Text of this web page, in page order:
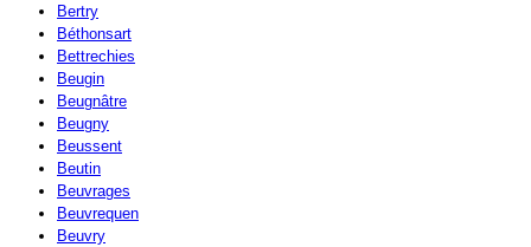
Bertry
Béthonsart
Bettrechies
Beugin
Beugnâtre
Beugny
Beussent
Beutin
Beuvrages
Beuvrequen
Beuvry